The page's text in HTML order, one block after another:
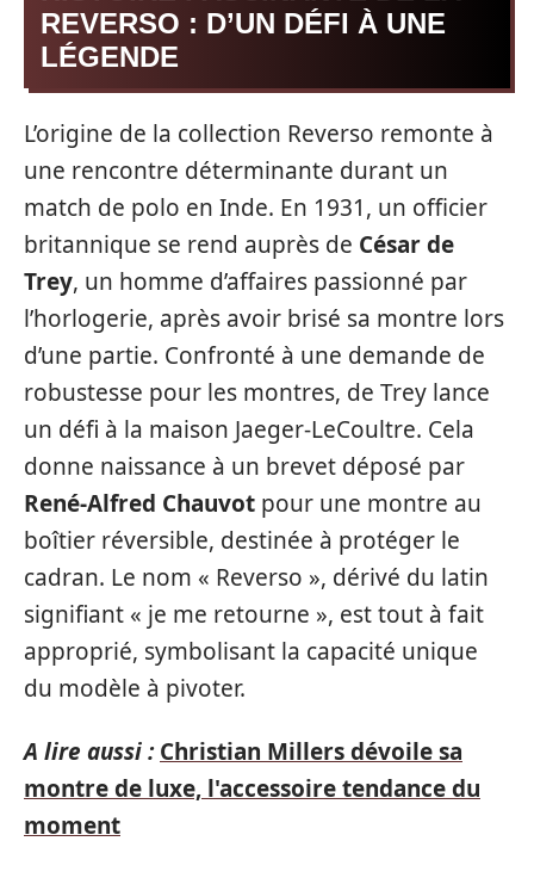
REVERSO : D’UN DÉFI À UNE
LÉGENDE
L’origine de la collection Reverso remonte à
une rencontre déterminante durant un
match de polo en Inde. En 1931, un officier
britannique se rend auprès de César de
Trey, un homme d’affaires passionné par
l’horlogerie, après avoir brisé sa montre lors
d’une partie. Confronté à une demande de
robustesse pour les montres, de Trey lance
un défi à la maison Jaeger-LeCoultre. Cela
donne naissance à un brevet déposé par
René-Alfred Chauvot pour une montre au
boîtier réversible, destinée à protéger le
cadran. Le nom « Reverso », dérivé du latin
signifiant « je me retourne », est tout à fait
approprié, symbolisant la capacité unique
du modèle à pivoter.
A lire aussi : Christian Millers dévoile sa
montre de luxe, l'accessoire tendance du
moment